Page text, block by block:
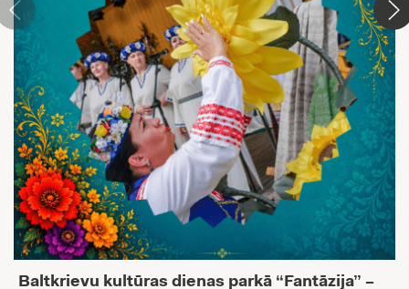
Baltkrievu kultūras dienas parkā “Fantāzija” –